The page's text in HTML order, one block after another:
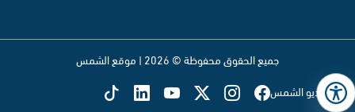
جميع الحقوق محفوظة © 2026 | موقع الشمس
تابع راديو الشمس